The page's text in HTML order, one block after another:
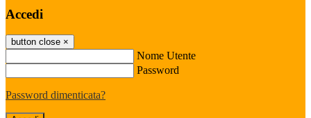
Accedi
button close ×
Nome Utente
Password
Password dimenticata?